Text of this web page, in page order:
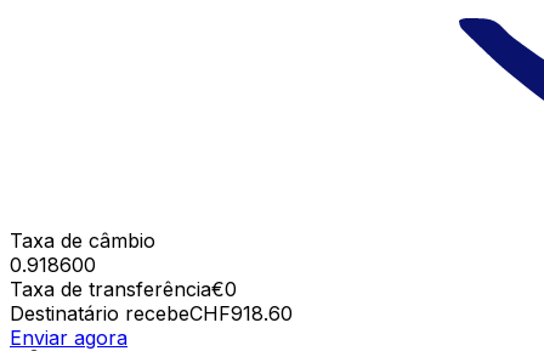
Taxa de câmbio
0.918600
Taxa de transferência€0
Destinatário recebeCHF918.60
Enviar agora